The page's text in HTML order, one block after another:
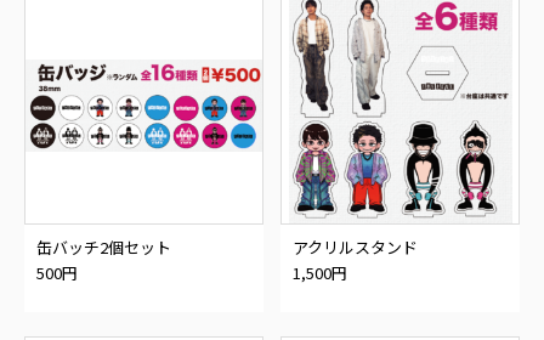
缶バッチ2個セット
500円
アクリルスタンド
1,500円